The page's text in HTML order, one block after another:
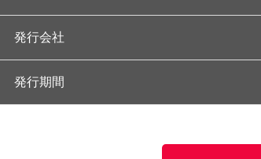
発行会社
発行期間